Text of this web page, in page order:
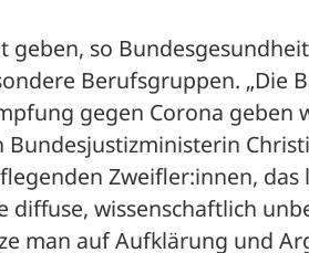
so
Berufsgruppen. „Die
gegen Corona geben
Zweifler:innen,
diffuse, wissenschaftlich
man auf Aufklärung und